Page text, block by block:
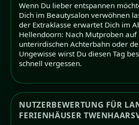
Wenn Du lieber entspannen
Dich im Beautysalon verwöhnen
der Extraklasse erwartet Dich im
Hellendoorn: Nach Mutproben auf
unterirdischen Achterbahn oder
Ungewisse wirst Du diesen Tag
schnell vergessen.
NUTZERBEWERTUNG FÜR
FERIENHÄUSER